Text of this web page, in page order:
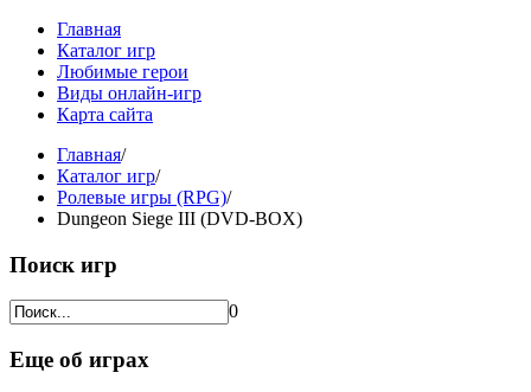
Главная
Каталог игр
Любимые герои
Виды онлайн-игр
Карта сайта
Главная/
Каталог игр/
Ролевые игры (RPG)/
Dungeon Siege III (DVD-BOX)
Поиск игр
0
Еще об играх